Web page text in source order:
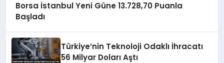
Borsa İstanbul Yeni Güne 13.728,70 Puanla
Başladı
Türkiye’nin Teknoloji Odaklı İhracatı
56 Milyar Doları Aştı